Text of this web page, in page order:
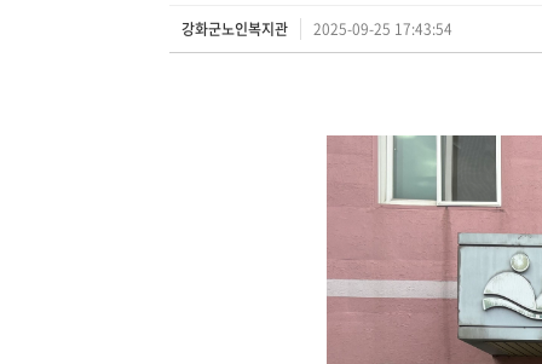
강화군노인복지관 2025-09-25 17:43:54